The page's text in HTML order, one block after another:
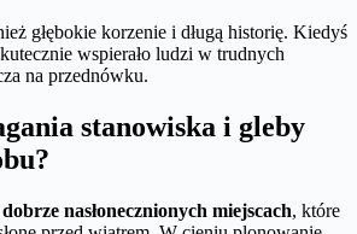
głębokie korzenie i długą historię. Kiedyś
wspierało ludzi w trudnych
na przednówku.
stanowiska i gleby
dobrze nasłonecznionych miejscach, które